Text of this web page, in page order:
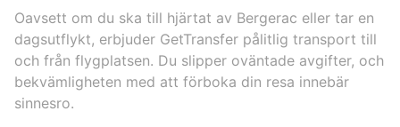
Oavsett om du ska till hjärtat av Bergerac eller tar en
dagsutflykt, erbjuder GetTransfer pålitlig transport till
och från flygplatsen. Du slipper oväntade avgifter, och
bekvämligheten med att förboka din resa innebär
sinnesro.